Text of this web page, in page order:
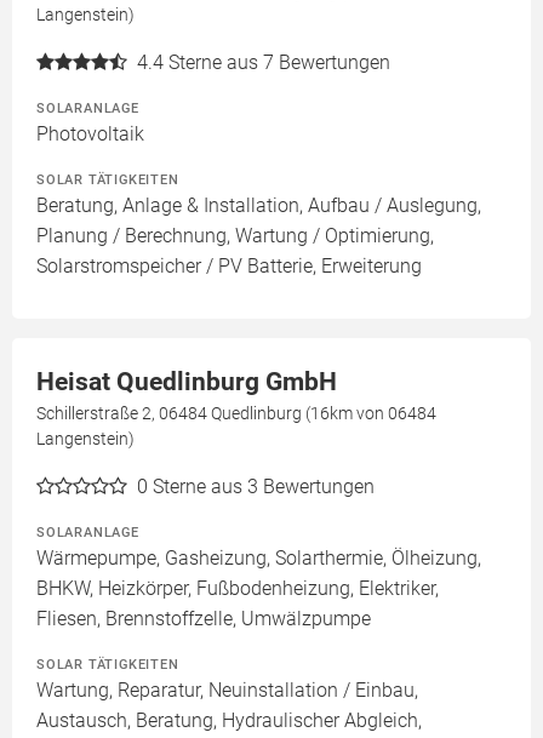
Langenstein)
4.4 Sterne aus 7 Bewertungen
SOLARANLAGE
Photovoltaik
SOLAR TÄTIGKEITEN
Beratung, Anlage & Installation, Aufbau / Auslegung,
Planung / Berechnung, Wartung / Optimierung,
Solarstromspeicher / PV Batterie, Erweiterung
Heisat Quedlinburg GmbH
Schillerstraße 2, 06484 Quedlinburg (16km von 06484
Langenstein)
0 Sterne aus 3 Bewertungen
SOLARANLAGE
Wärmepumpe, Gasheizung, Solarthermie, Ölheizung,
BHKW, Heizkörper, Fußbodenheizung, Elektriker,
Fliesen, Brennstoffzelle, Umwälzpumpe
SOLAR TÄTIGKEITEN
Wartung, Reparatur, Neuinstallation / Einbau,
Austausch, Beratung, Hydraulischer Abgleich,